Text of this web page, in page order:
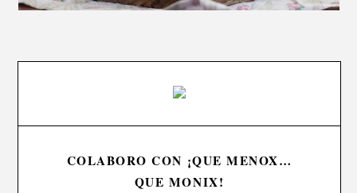
COLABORO CON ¡QUE MENOX…
QUE MONIX!